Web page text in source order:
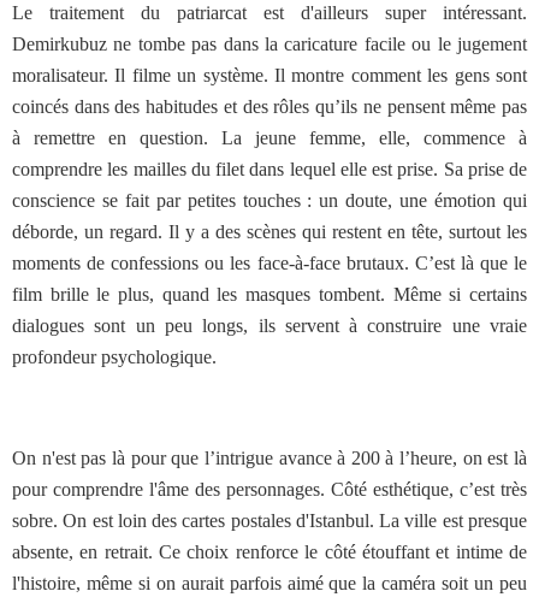
Le traitement du patriarcat est d'ailleurs super intéressant.
Demirkubuz ne tombe pas dans la caricature facile ou le jugement
moralisateur. Il filme un système. Il montre comment les gens sont
coincés dans des habitudes et des rôles qu’ils ne pensent même pas
à remettre en question. La jeune femme, elle, commence à
comprendre les mailles du filet dans lequel elle est prise. Sa prise de
conscience se fait par petites touches : un doute, une émotion qui
déborde, un regard. Il y a des scènes qui restent en tête, surtout les
moments de confessions ou les face-à-face brutaux. C’est là que le
film brille le plus, quand les masques tombent. Même si certains
dialogues sont un peu longs, ils servent à construire une vraie
profondeur psychologique.
On n'est pas là pour que l’intrigue avance à 200 à l’heure, on est là
pour comprendre l'âme des personnages. Côté esthétique, c’est très
sobre. On est loin des cartes postales d'Istanbul. La ville est presque
absente, en retrait. Ce choix renforce le côté étouffant et intime de
l'histoire, même si on aurait parfois aimé que la caméra soit un peu